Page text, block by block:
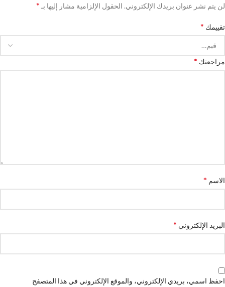
لن يتم نشر عنوان بريدك الإلكتروني. الحقول الإلزامية مشار إليها بـ *
تقييمك *
مراجعتك *
الاسم *
البريد الإلكتروني *
احفظ اسمي، بريدي الإلكتروني، والموقع الإلكتروني في هذا المتصفح